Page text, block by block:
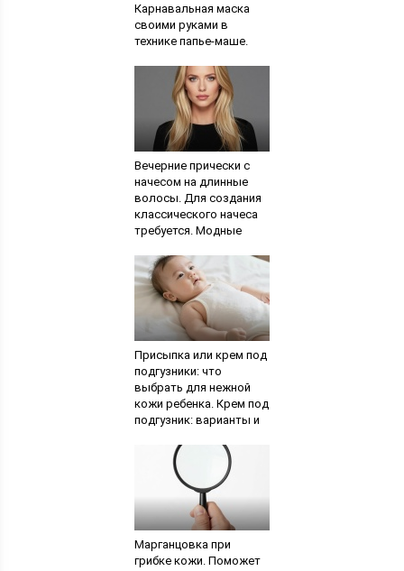
Карнавальная маска
своими руками в
технике папье-маше.
пошаговыми фото
Вечерние прически с
начесом на длинные
волосы. Для создания
классического начеса
требуется. Модные
Присыпка или крем под
подгузники: что
выбрать для нежной
кожи ребенка. Крем под
подгузник: варианты и
Марганцовка при
грибке кожи. Поможет